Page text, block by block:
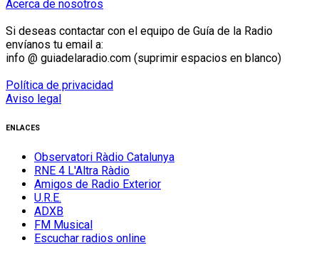
Acerca de nosotros
Si deseas contactar con el equipo de Guía de la Radio
envíanos tu email a:
info @ guiadelaradio.com (suprimir espacios en blanco)
Política de privacidad
Aviso legal
ENLACES
Observatori Ràdio Catalunya
RNE 4 L'Altra Ràdio
Amigos de Radio Exterior
U.R.E.
ADXB
FM Musical
Escuchar radios online